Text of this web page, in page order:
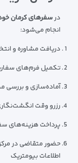
درسفرهای کرمان
انجام می‌شود:
دریافت مشاوره و
تکمیل فرم‌های
آماده‌سازی و بررسی
رزرو وقت
پرداخت هزینه‌های
حضور متقاضی در
اطلاعات بیومتریک